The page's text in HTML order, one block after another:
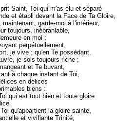
Saint, Toi qui m'as élu et séparé
et établi devant la Face de Ta Gloire,
maintenant, garde-moi à l'intérieur,
toujours, inébranlable,
en moi :
perpétuellement,
je vive ; qu'en Te possédant,
je sois toujours riche ;
et Te buvant,
à chaque instant de Toi,
en délices
biens :
qui est tout bien et toute gloire
qu'appartient la gloire sainte,
et vivifiante Trinité,